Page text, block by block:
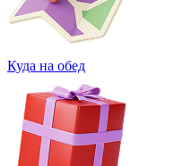
Куда на обед